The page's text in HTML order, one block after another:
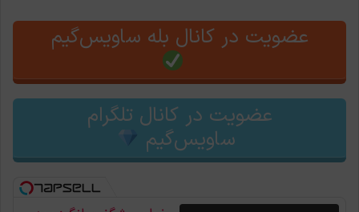
عضویت در کانال بله ساویس‌گیم
عضویت در کانال تلگرام
ساویس‌گیم